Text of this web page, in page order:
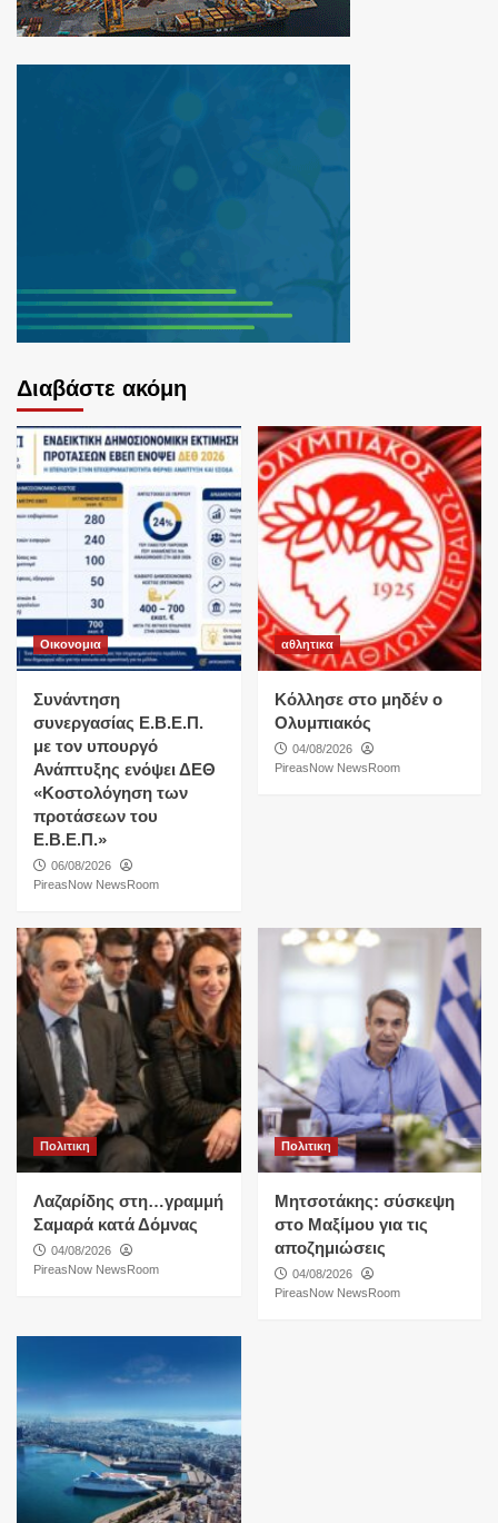
Διαβάστε ακόμη
Οικονομια
Συνάντηση
συνεργασίας Ε.Β.Ε.Π.
με τον υπουργό
Ανάπτυξης ενόψει ΔΕΘ
«Κοστολόγηση των
προτάσεων του
Ε.Β.Ε.Π.»
06/08/2026
PireasNow NewsRoom
αθλητικα
Κόλλησε στο μηδέν ο
Ολυμπιακός
04/08/2026
PireasNow NewsRoom
Πολιτικη
Λαζαρίδης στη…γραμμή
Σαμαρά κατά Δόμνας
04/08/2026
PireasNow NewsRoom
Πολιτικη
Μητσοτάκης: σύσκεψη
στο Μαξίμου για τις
αποζημιώσεις
04/08/2026
PireasNow NewsRoom